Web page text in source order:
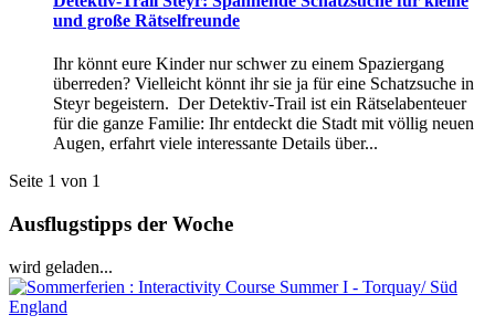
und große Rätselfreunde
Ihr könnt eure Kinder nur schwer zu einem Spaziergang
überreden? Vielleicht könnt ihr sie ja für eine Schatzsuche in
Steyr begeistern. Der Detektiv-Trail ist ein Rätselabenteuer
für die ganze Familie: Ihr entdeckt die Stadt mit völlig neuen
Augen, erfahrt viele interessante Details über...
Seite 1 von 1
Ausflugstipps der Woche
wird geladen...